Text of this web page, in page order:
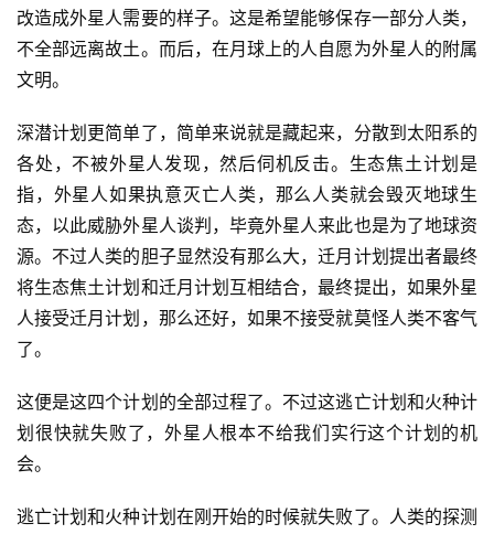
改造成外星人需要的样子。这是希望能够保存一部分人类，
不全部远离故土。而后，在月球上的人自愿为外星人的附属
文明。
深潜计划更简单了，简单来说就是藏起来，分散到太阳系的
各处，不被外星人发现，然后伺机反击。生态焦土计划是
指，外星人如果执意灭亡人类，那么人类就会毁灭地球生
态，以此威胁外星人谈判，毕竟外星人来此也是为了地球资
源。不过人类的胆子显然没有那么大，迁月计划提出者最终
将生态焦土计划和迁月计划互相结合，最终提出，如果外星
人接受迁月计划，那么还好，如果不接受就莫怪人类不客气
了。
这便是这四个计划的全部过程了。不过这逃亡计划和火种计
划很快就失败了，外星人根本不给我们实行这个计划的机
会。
逃亡计划和火种计划在刚开始的时候就失败了。人类的探测